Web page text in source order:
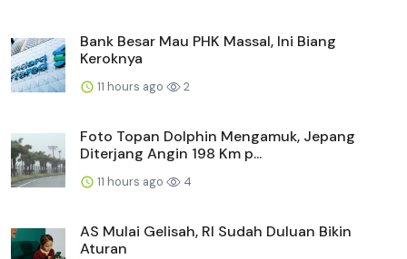
Bank Besar Mau PHK Massal, Ini Biang
Keroknya
11 hours ago 2
Foto Topan Dolphin Mengamuk, Jepang
Diterjang Angin 198 Km p...
11 hours ago 4
AS Mulai Gelisah, RI Sudah Duluan Bikin
Aturan